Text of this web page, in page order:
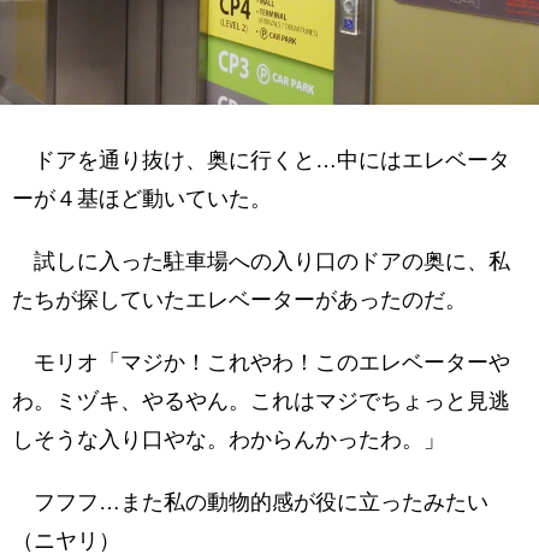
ドアを通り抜け、奥に行くと…中にはエレベータ
ーが４基ほど動いていた。
試しに入った駐車場への入り口のドアの奥に、私
たちが探していたエレベーターがあったのだ。
モリオ「マジか！これやわ！このエレベーターや
わ。ミヅキ、やるやん。これはマジでちょっと見逃
しそうな入り口やな。わからんかったわ。」
フフフ…また私の動物的感が役に立ったみたい
（ニヤリ）